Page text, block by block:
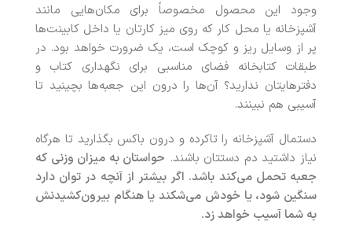
وجود این محصول مخصوصاً برای مکان‌هایی مانند
آشپزخانه یا محل کار که روی میز کارتان یا داخل کابینت‌ها
پر از وسایل ریز و کوچک است، یک ضرورت خواهد بود. در
طبقات کتابخانه فضای مناسبی برای نگهداری کتاب و
دفترهایتان ندارید؟ آن‌ها را درون این جعبه‌ها بچینید تا
آسیبی هم نبینند.
دستمال آشپزخانه را تاکرده و درون باکس بگذارید تا هرگاه
نیاز داشتید دم دستتان باشند. حواستان به میزان وزنی که
جعبه تحمل می‌کند باشد. اگر بیشتر از آنچه در توان دارد
سنگین شود، یا خودش می‌شکند یا هنگام بیرون‌کشیدنش
به شما آسیب خواهد زد.